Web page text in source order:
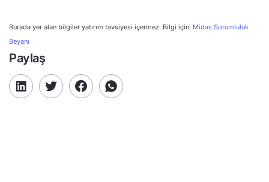
Burada yer alan bilgiler yatırım tavsiyesi içermez. Bilgi için: Midas Sorumluluk
Beyanı
Paylaş